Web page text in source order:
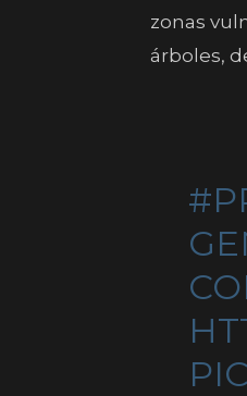
zonas
árboles,